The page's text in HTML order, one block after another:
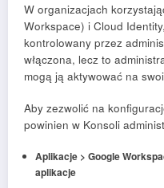
W organizacjach
Workspace) i Cloud
kontrolowany przez
włączona, lecz to
mogą ją aktywować na
Aby zezwolić na
powinien w Konsoli
Aplikacje > Google
aplikacje